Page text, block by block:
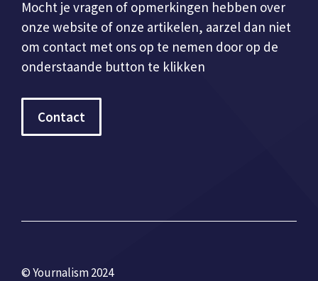
Mocht je vragen of opmerkingen hebben over
onze website of onze artikelen, aarzel dan niet
om contact met ons op te nemen door op de
onderstaande button te klikken
Contact
© Yournalism 2024